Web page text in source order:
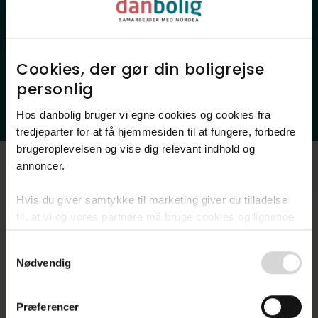
Cookies, der gør din boligrejse
personlig​
Hos danbolig bruger vi egne cookies og cookies fra
tredjeparter for at få hjemmesiden til at fungere, forbedre
brugeroplevelsen og vise dig relevant indhold og
annoncer.​
Hvis du giver samtykke til marketing giver du tilladelse
til, at vi og vores partnere må bruge cookies og lignende
danbolig.dk. Vi kan kombinere disse oplysninger med
andre data og anvende dem til målrettet markedsføring til
Selection
Nødvendig
Præferencer
Lokale favoritsteder
Sundhed
Skoler
Daginstitutioner
Fritidsfaciliteter